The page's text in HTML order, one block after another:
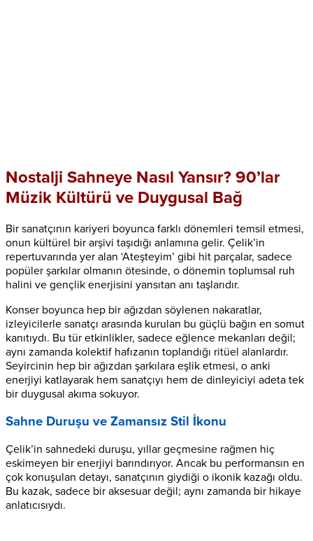
Nostalji Sahneye Nasıl Yansır? 90’lar
Müzik Kültürü ve Duygusal Bağ
Bir sanatçının kariyeri boyunca farklı dönemleri temsil etmesi,
onun kültürel bir arşivi taşıdığı anlamına gelir. Çelik’in
repertuvarında yer alan ‘Ateşteyim’ gibi hit parçalar, sadece
popüler şarkılar olmanın ötesinde, o dönemin toplumsal ruh
halini ve gençlik enerjisini yansıtan anı taşlarıdır.
Konser boyunca hep bir ağızdan söylenen nakaratlar,
izleyicilerle sanatçı arasında kurulan bu güçlü bağın en somut
kanıtıydı. Bu tür etkinlikler, sadece eğlence mekanları değil;
aynı zamanda kolektif hafızanın toplandığı ritüel alanlardır.
Seyircinin hep bir ağızdan şarkılara eşlik etmesi, o anki
enerjiyi katlayarak hem sanatçıyı hem de dinleyiciyi adeta tek
bir duygusal akıma sokuyor.
Sahne Duruşu ve Zamansız Stil İkonu
Çelik’in sahnedeki duruşu, yıllar geçmesine rağmen hiç
eskimeyen bir enerjiyi barındırıyor. Ancak bu performansın en
çok konuşulan detayı, sanatçının giydiği o ikonik kazağı oldu.
Bu kazak, sadece bir aksesuar değil; aynı zamanda bir hikaye
anlatıcısıydı.